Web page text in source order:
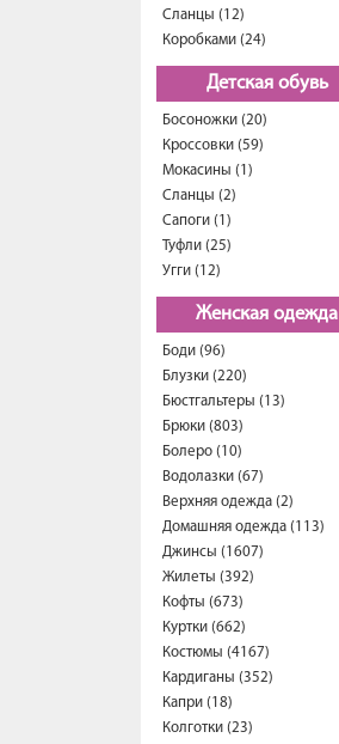
Сланцы (12)
Коробками (24)
Детская обувь
Босоножки (20)
Кроссовки (59)
Мокасины (1)
Сланцы (2)
Сапоги (1)
Туфли (25)
Угги (12)
Женская одежда
Боди (96)
Блузки (220)
Бюстгальтеры (13)
Брюки (803)
Болеро (10)
Водолазки (67)
Верхняя одежда (2)
Домашняя одежда (113)
Джинсы (1607)
Жилеты (392)
Кофты (673)
Куртки (662)
Костюмы (4167)
Кардиганы (352)
Капри (18)
Колготки (23)